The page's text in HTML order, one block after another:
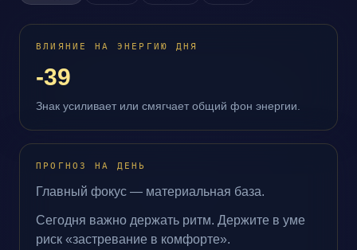
ВЛИЯНИЕ НА ЭНЕРГИЮ ДНЯ
-39
Знак усиливает или смягчает общий фон энергии.
ПРОГНОЗ НА ДЕНЬ
Главный фокус — материальная база.
Сегодня важно держать ритм. Держите в уме
риск «застревание в комфорте».